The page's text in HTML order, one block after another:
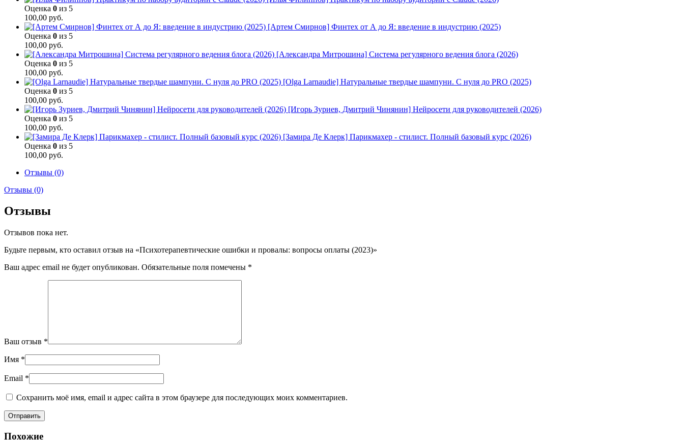
Оценка 0 из 5
100,00 руб.
[Артем Смирнов] Финтех от А до Я: введение в индустрию (2025)
Оценка 0 из 5
100,00 руб.
[Александра Митрошина] Система регулярного ведения блога (2026)
Оценка 0 из 5
100,00 руб.
[Olga Larnaudie] Натуральные твердые шампуни. С нуля до PRO (2025)
Оценка 0 из 5
100,00 руб.
[Игорь Зуриев, Дмитрий Чинянин] Нейросети для руководителей (2026)
Оценка 0 из 5
100,00 руб.
[Замира Де Клерк] Парикмахер - стилист. Полный базовый курс (2026)
Оценка 0 из 5
100,00 руб.
Отзывы (0)
Отзывы (0)
Отзывы
Отзывов пока нет.
Будьте первым, кто оставил отзыв на «Психотерапевтические ошибки и провалы: вопросы оплаты (2023)»
Ваш адрес email не будет опубликован. Обязательные поля помечены *
Ваш отзыв *
Имя *
Email *
Сохранить моё имя, email и адрес сайта в этом браузере для последующих моих комментариев.
Похожие